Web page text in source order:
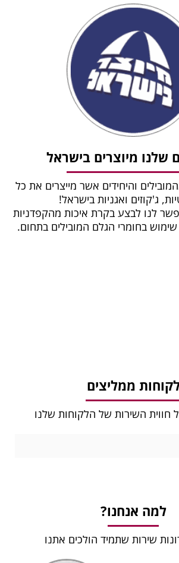
שלנו מיוצרים בישראל
והיחידים אשר מייצרים את כל
ג'קוזים ואגניות בישראל!
לנו לבצע בקרת איכות מהקפדניות
בחומרי הגלם המובילים בתחום.
ממליצים
חווית השירות של הלקוחות שלנו
למה אנחנו?
שירות שתמיד הולכים אתנו